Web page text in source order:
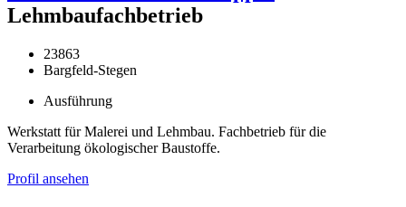
Lehmbaufachbetrieb
23863
Bargfeld-Stegen
Ausführung
Werkstatt für Malerei und Lehmbau. Fachbetrieb für die
Verarbeitung ökologischer Baustoffe.
Profil ansehen